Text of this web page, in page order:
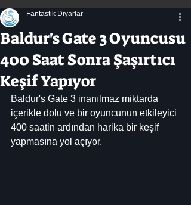
Black Desert
Dizi-Film Haberleri
Baldur's Gate 3 Oyuncusu
400 Saat Sonra Şaşırtıcı
Keşif Yapıyor
Fantastik Diyarlar
Baldur's Gate 3 inanılmaz miktarda
içerikle dolu ve bir oyuncunun etkileyici
400 saatin ardından harika bir keşif
yapmasına yol açıyor.